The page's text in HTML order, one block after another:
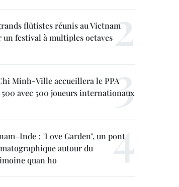
flûtistes réunis au Vietnam
un festival à multiples octaves
Minh-Ville accueillera le PPA
500 avec 500 joueurs internationaux
: "Love Garden", un pont
autour du
quan ho